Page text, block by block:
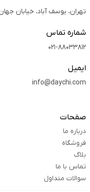
تهران، یوسف آباد، خیابان جهان آرا،
شماره تماس
021-88033812
ایمیل
info@daychi.com
صفحات
درباره ما
فروشگاه
بلاگ
تماس با ما
سوالات متداول